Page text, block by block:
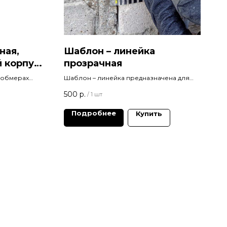
корпус,
50 м.
Шаблон – линейка
прозрачная
Шаблон – линейка предназначена для
швов.
500 р. / 1 шт
Подробнее Купить